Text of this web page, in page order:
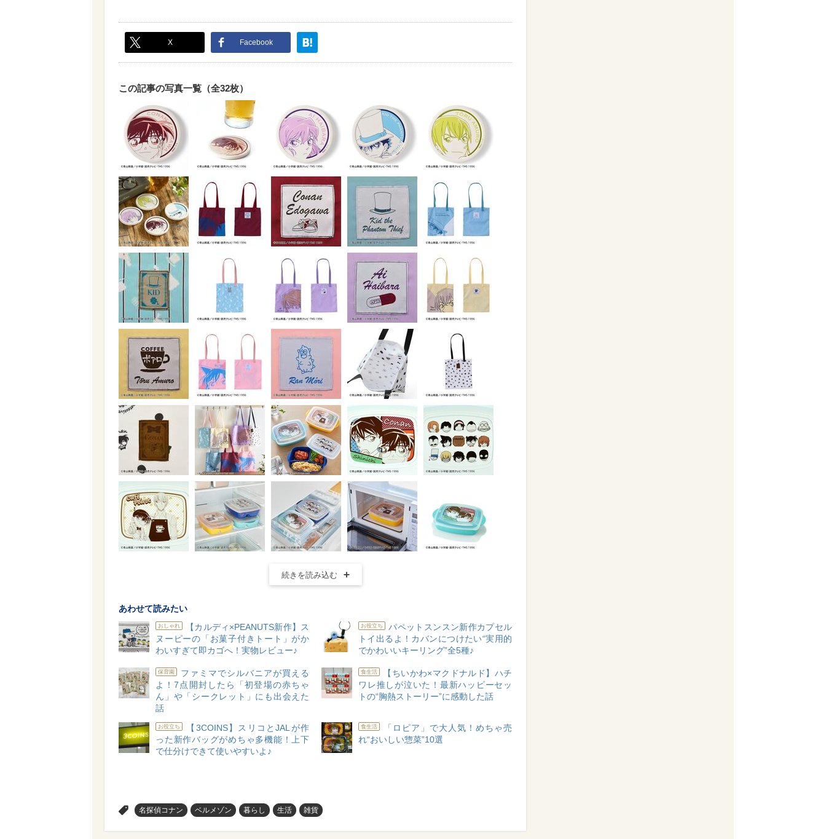
X Facebook
この記事の写真一覧（全32枚）
続きを読み込む
あわせて読みたい
おしゃれ
【カルディ×PEANUTS新作】ス
ヌーピーの「お菓子付きトート」がか
わいすぎて即カゴへ！実物レビュー♪
お役立ち
パペットスンスン新作カプセル
トイ出るよ！カバンにつけたい“実用的
でかわいいキーリング”全5種♪
保育園
ファミマでシルバニアが買える
よ！7点開封したら「初登場の赤ちゃ
ん」や「シークレット」にも出会えた
話
食生活
【ちいかわ×マクドナルド】ハチ
ワレ推しが泣いた！最新ハッピーセッ
トの“胸熱ストーリー”に感動した話
お役立ち
【3COINS】スリコとJALが作
った新作バッグがめちゃ多機能！上下
で仕分けできて使いやすいよ♪
食生活
「ロピア」で大人気！めちゃ売
れ“おいしい惣菜”10選
名探偵コナン ベルメゾン 暮らし 生活 雑貨